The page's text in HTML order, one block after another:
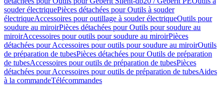
souder électriquePièces détachées pour Outils à souder
électriqueAccessoires pour outillage à souder électriqueOutils pour
soudure au miroirPièces détachées pour Outils pour soudure au
miroirAccessoires pour outils pour soudure au miroirPièces
détachées pour Accessoires pour outils pour soudure au miroirOutils
de préparation de tubesPièces détachées pour Outils de préparation
de tubesAccessoires pour outils de préparation de tubesPièces
détachées pour Accessoires pour outils de préparation de tubesAides
à la commandeTélécommandes